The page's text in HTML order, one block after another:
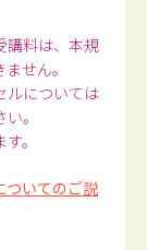
講料は、本規
せん。
ルについては
。
。
ついてのご説